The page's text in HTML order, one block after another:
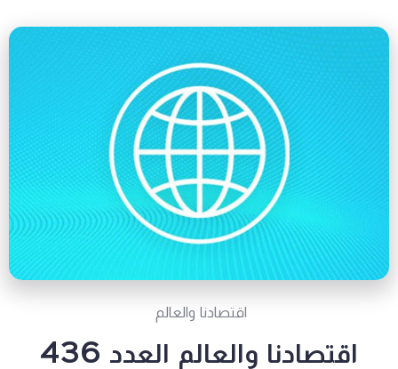
اقتصادنا والعالم
اقتصادنا والعالم العدد 436